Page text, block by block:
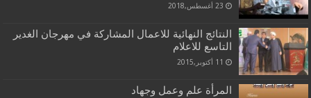
23 أغسطس,2018
النتائج النهائية للاعمال المشاركة في مهرجان الغدير
التاسع للاعلام
11 أكتوبر,2015
المرأة علم وعمل وجهاد